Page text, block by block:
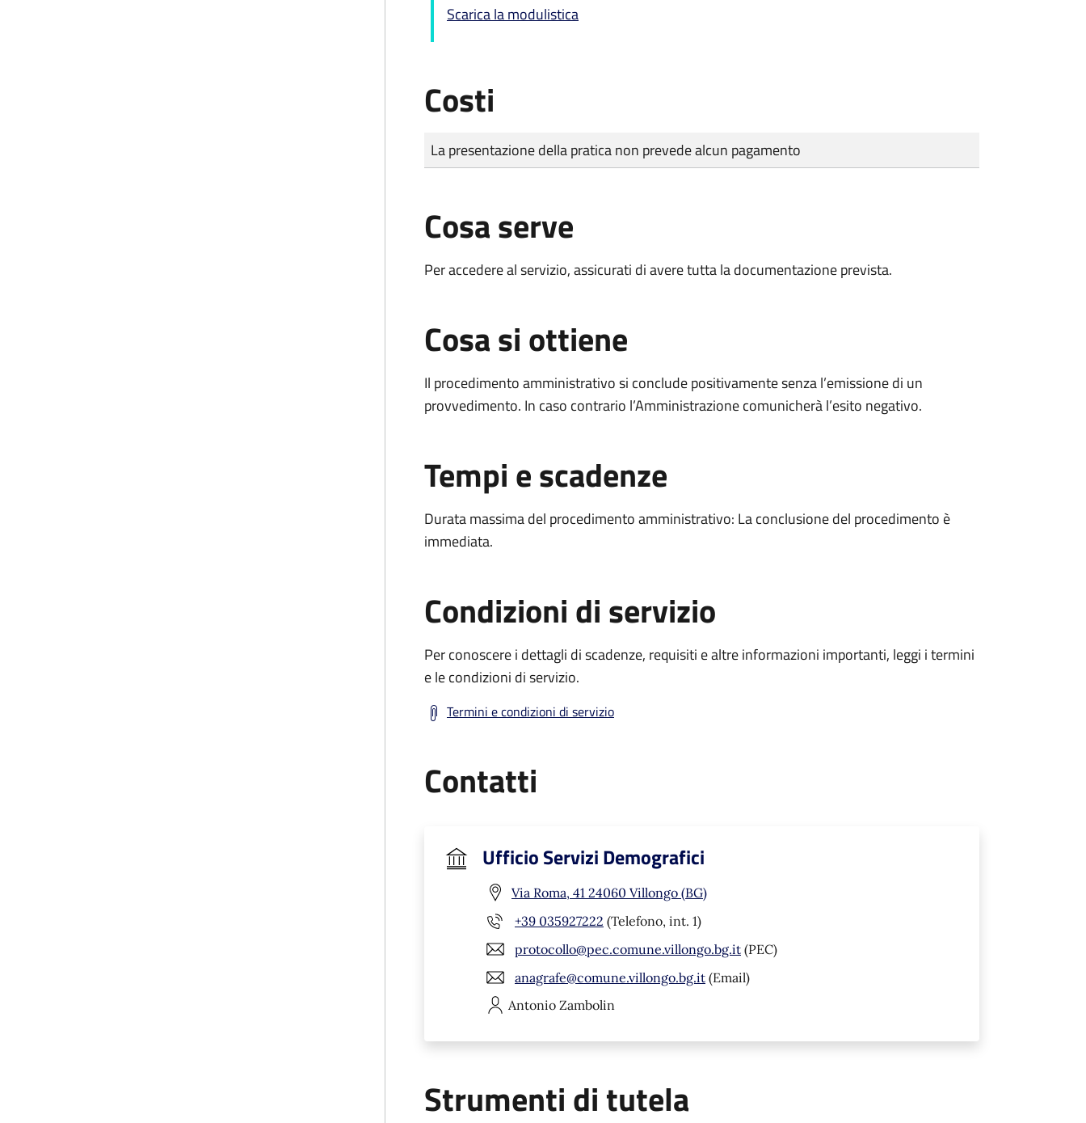
Scarica la modulistica
Costi
Tipo di pagamento
Importo
La presentazione della pratica non prevede alcun pagamento
Cosa serve
Per accedere al servizio, assicurati di avere tutta la documentazione prevista.
Cosa si ottiene
Il procedimento amministrativo si conclude positivamente senza l’emissione di un
provvedimento. In caso contrario l’Amministrazione comunicherà l’esito negativo.
Tempi e scadenze
Durata massima del procedimento amministrativo: La conclusione del procedimento è
immediata.
Condizioni di servizio
Per conoscere i dettagli di scadenze, requisiti e altre informazioni importanti, leggi i termini
e le condizioni di servizio.
Termini e condizioni di servizio
Contatti
Ufficio Servizi Demografici
Via Roma, 41 24060 Villongo (BG)
+39 035927222 (Telefono, int. 1)
protocollo@pec.comune.villongo.bg.it (PEC)
anagrafe@comune.villongo.bg.it (Email)
Antonio Zambolin
Strumenti di tutela